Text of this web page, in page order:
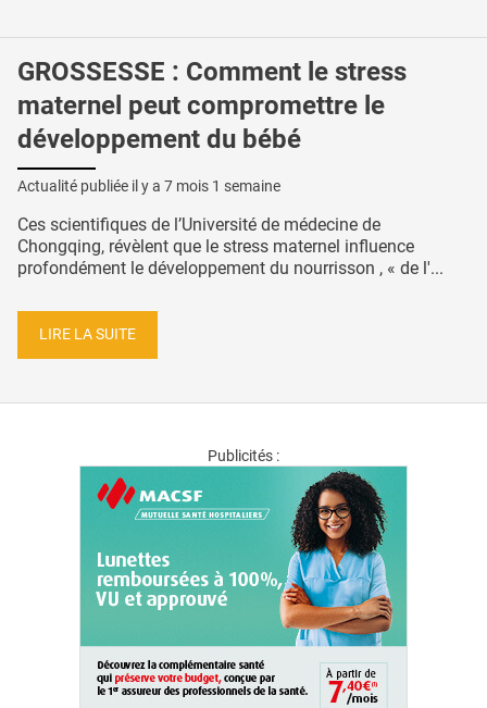
GROSSESSE : Comment le stress
maternel peut compromettre le
développement du bébé
Actualité publiée il y a 7 mois 1 semaine
Ces scientifiques de l’Université de médecine de
Chongqing, révèlent que le stress maternel influence
profondément le développement du nourrisson , « de l'...
LIRE LA SUITE
Publicités :